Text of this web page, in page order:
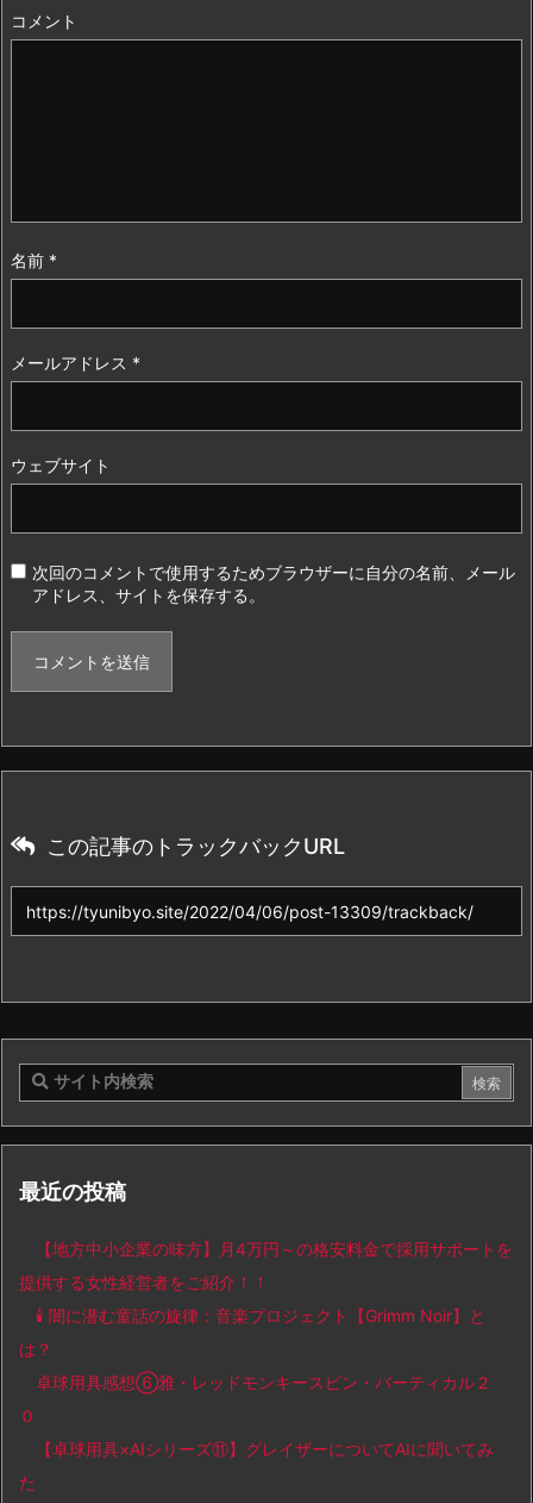
コメント
名前 *
メールアドレス *
ウェブサイト
次回のコメントで使用するためブラウザーに自分の名前、メール
アドレス、サイトを保存する。
この記事のトラックバックURL
最近の投稿
【地方中小企業の味方】月4万円～の格安料金で採用サポートを
提供する女性経営者をご紹介！！
🕯️ 闇に潜む童話の旋律：音楽プロジェクト【Grimm Noir】と
は？
卓球用具感想⑥雅・レッドモンキースピン・バーティカル２
０
【卓球用具×AIシリーズ⑪】グレイザーについてAIに聞いてみ
た